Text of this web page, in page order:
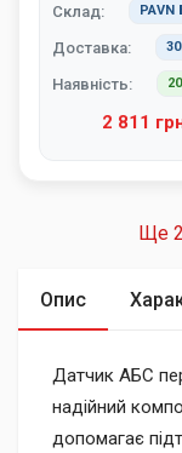
Склад: PAVN
Доставка:
Наявність:
2 811
Опис
Датчик АБС
надійний
допомагає